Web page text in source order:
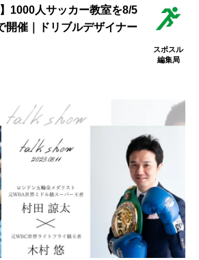
程 暑さ対策 柔道
野球 金メダル
高校野球
】1000人サッカー教室を8/5
開催｜ドリブルデザイナー
スポスル
編集局